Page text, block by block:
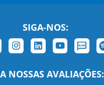
SIGA-NOS:
NOSSAS AVALIAÇÕES: